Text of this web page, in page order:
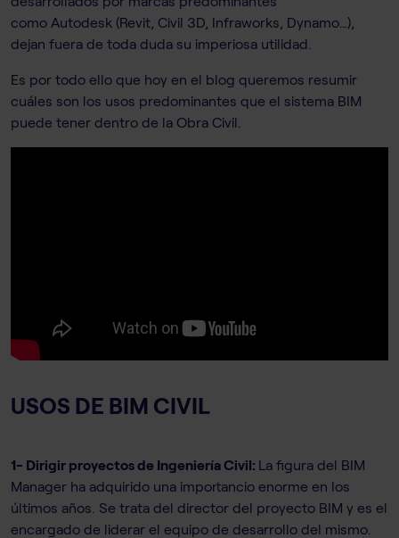
como Autodesk (Revit, Civil 3D, Infraworks, Dynamo…),
dejan fuera de toda duda su imperiosa utilidad.
Es por todo ello que hoy en el blog queremos resumir
cuáles son los usos predominantes que el sistema BIM
puede tener dentro de la Obra Civil.
USOS DE BIM CIVIL
1- Dirigir proyectos de Ingeniería Civil: La figura del BIM
Manager ha adquirido una importancio enorme en los
últimos años. Se trata del director del proyecto BIM y es el
encargado de liderar el equipo de desarrollo del mismo.